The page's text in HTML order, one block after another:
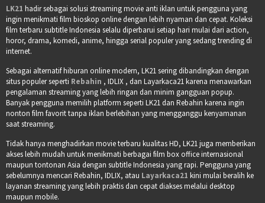
LK21 hadir sebagai solusi streaming movie anti iklan untuk pengguna yang
ingin menikmati film bioskop online dengan lebih nyaman dan cepat. Koleksi
film terbaru subtitle Indonesia selalu diperbarui setiap hari mulai dari action,
horor, drama, komedi, anime, hingga serial populer yang sedang trending di
internet.
Sebagai alternatif hiburan online modern, LK21 sering dibandingkan dengan
situs populer seperti Rebahin , IDLIX , dan Layarkaca21 karena menawarkan
pengalaman streaming yang lebih ringan dan minim gangguan popup.
Banyak pengguna memilih platform seperti LK21 dan Rebahin karena ingin
nonton film favorit tanpa iklan berlebihan yang mengganggu kenyamanan
saat streaming.
Tidak hanya menghadirkan movie terbaru kualitas HD, LK21 juga memberikan
akses lebih mudah untuk menikmati berbagai film box office internasional
maupun tontonan Asia dengan subtitle Indonesia yang rapi. Pengguna yang
sebelumnya mencari Rebahin, IDLIX, atau Layarkaca21 kini mulai beralih ke
layanan streaming yang lebih praktis dan cepat diakses melalui desktop
maupun mobile.